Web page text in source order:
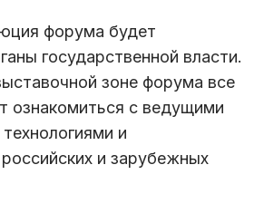
форума будет
государственной власти.
зоне форума все
ознакомиться с ведущими
и
и зарубежных